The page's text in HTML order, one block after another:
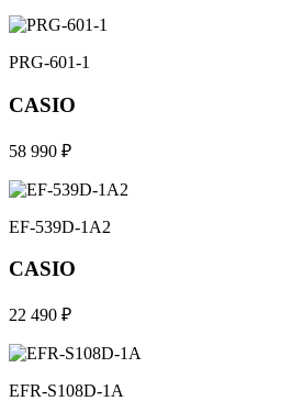
PRG-601-1
CASIO
58 990 ₽
EF-539D-1A2
CASIO
22 490 ₽
EFR-S108D-1A